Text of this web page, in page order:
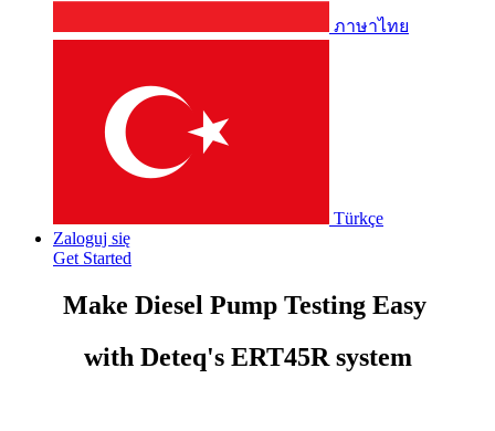
ภาษาไทย
Türkçe
Zaloguj się
Get Started
Make Diesel Pump Testing Easy
with Deteq's ERT45R system